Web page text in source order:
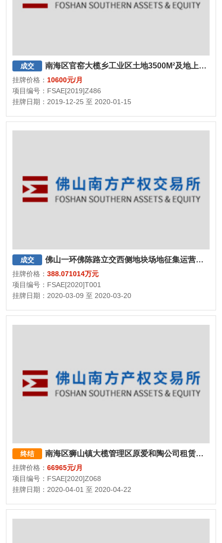
成交 南海区官窑大榄乡工业区土地3500M²及地上建筑物2557M²
挂牌价格： 10600元/月
项目编号：FSAE[2019]Z486
挂牌日期：2019-12-25 至 2020-01-15
成交 佛山一环佛陈路立交西侧地块场地征集运营方项目
挂牌价格： 388.071014万元
项目编号：FSAE[2020]T001
挂牌日期：2020-03-09 至 2020-03-20
终结 南海区狮山镇大榄管理区原爱和陶公司租赁物业
挂牌价格： 66965元/月
项目编号：FSAE[2020]Z068
挂牌日期：2020-04-01 至 2020-04-22